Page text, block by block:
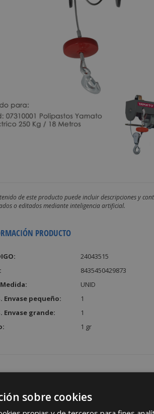
de este producto puede incluir descripciones y
o editados mediante inteligencia artificial.
PRODUCTO
24043515
8435450429873
UNID
Envase pequeño:
1
Envase grande:
1
1 gr
sobre cookies